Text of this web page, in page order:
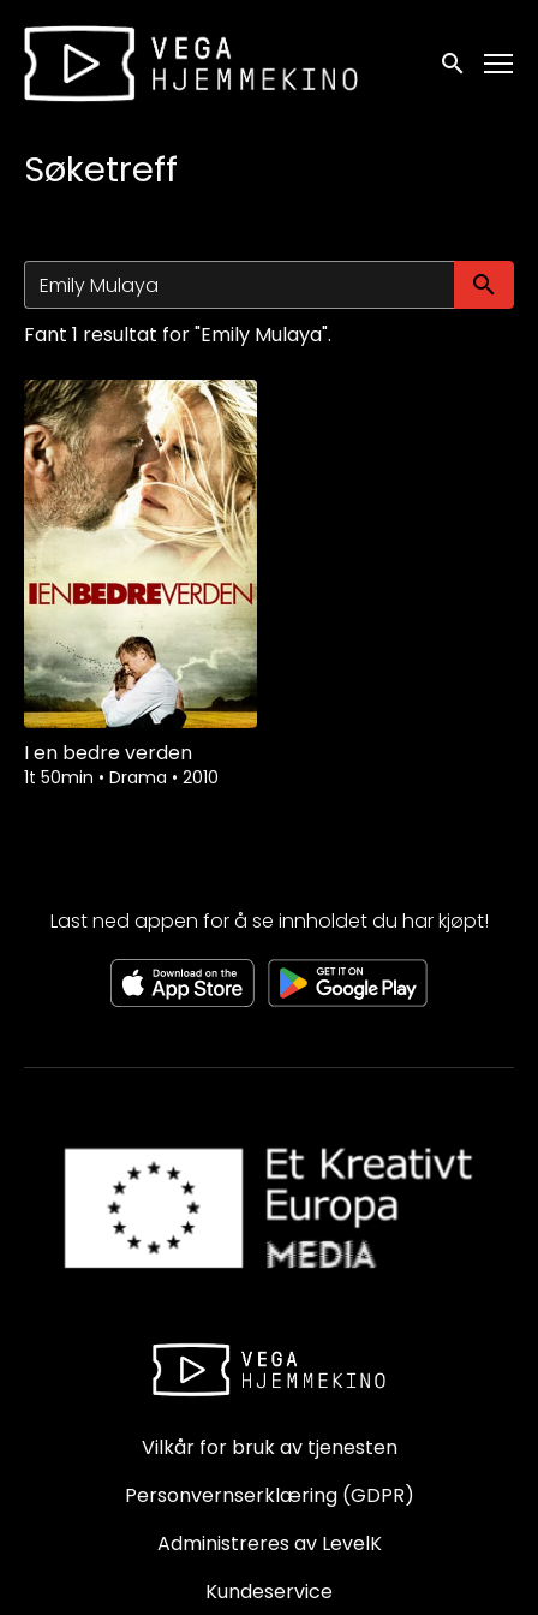
Tilgjengelighetslenker
Søk
Søketreff
Fant 1 resultat for "Emily Mulaya".
I en bedre verden
1t 50min • Drama • 2010
Last ned appen for å se innholdet du har kjøpt!
Vilkår for bruk av tjenesten
Personvernserklæring (GDPR)
Administreres av LevelK
Kundeservice